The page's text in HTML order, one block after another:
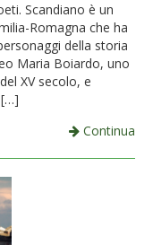
Scandiano è un
Romagna che ha
della storia
Maria Boiardo, uno
XV secolo, e
[…]
Continua